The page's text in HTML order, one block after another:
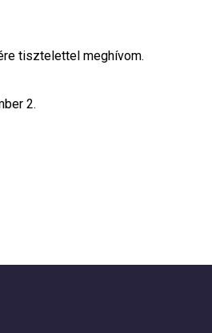
tisztelettel meghívom.
2.